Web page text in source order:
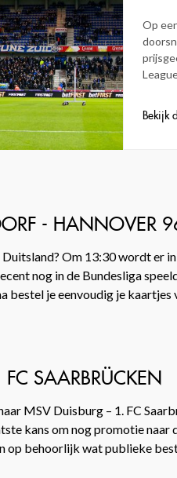
Op
Bekijk
- HANNOVER
Om 13:30 wordt er
nog in de Bundesliga
bestel je eenvoudig je
SAARBRÜCKEN
MSV Duisburg – 1. FC
kans om nog promotie
op behoorlijk wat publieke